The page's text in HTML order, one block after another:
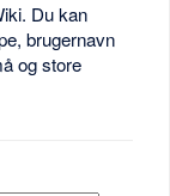
Du kan
brugernavn
og store